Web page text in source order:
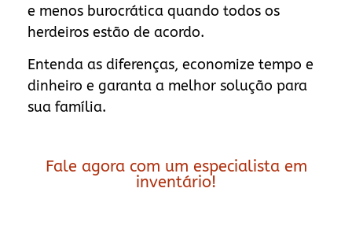
e menos burocrática quando todos os
herdeiros estão de acordo.
Entenda as diferenças, economize tempo e
dinheiro e garanta a melhor solução para
sua família.
Fale agora com um especialista em
inventário!